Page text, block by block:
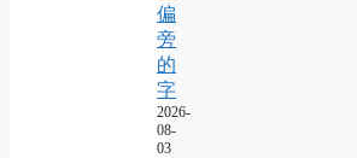
偏
旁
的
字
2026-
08-
03